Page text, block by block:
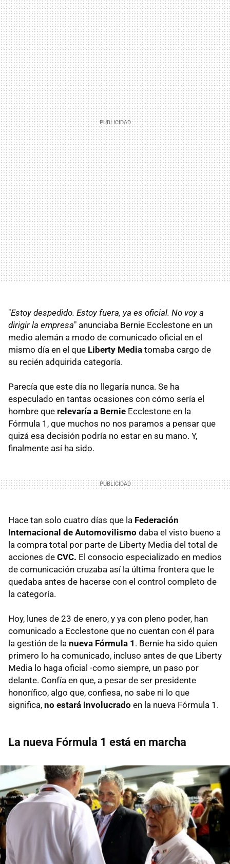
"Estoy despedido. Estoy fuera, ya es oficial. No voy a
dirigir la empresa" anunciaba Bernie Ecclestone en un
medio alemán a modo de comunicado oficial en el
mismo día en el que Liberty Media tomaba cargo de
su recién adquirida categoría.
Parecía que este día no llegaría nunca. Se ha
especulado en tantas ocasiones con cómo sería el
hombre que relevaría a Bernie Ecclestone en la
Fórmula 1, que muchos no nos paramos a pensar que
quizá esa decisión podría no estar en su mano. Y,
finalmente así ha sido.
Hace tan solo cuatro días que la Federación
Internacional de Automovilismo daba el visto bueno a
la compra total por parte de Liberty Media del total de
acciones de CVC. El consocio especializado en medios
de comunicación cruzaba así la última frontera que le
quedaba antes de hacerse con el control completo de
la categoría.
Hoy, lunes de 23 de enero, y ya con pleno poder, han
comunicado a Ecclestone que no cuentan con él para
la gestión de la nueva Fórmula 1 . Bernie ha sido quien
primero lo ha comunicado, incluso antes de que Liberty
Media lo haga oficial -como siempre, un paso por
delante. Confía en que, a pesar de ser presidente
honorífico, algo que, confiesa, no sabe ni lo que
significa, no estará involucrado en la nueva Fórmula 1.
La nueva Fórmula 1 está en marcha